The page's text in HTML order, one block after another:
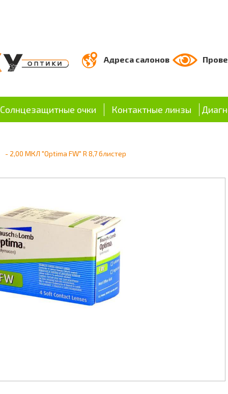
Адреса салонов
Солнцезащитные очки Контактные линзы
- 2,00 МКЛ "Optima FW" R 8,7 блистер